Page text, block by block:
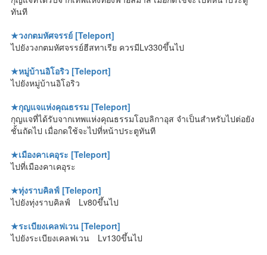
ทันที
★วงกตมหัศจรรย์ [Teleport]
ไปยังวงกตมหัศจรรย์ฮีสทาเรีย ควรมีLv330ขึ้นไป
★หมู่บ้านอิโอริว [Teleport]
ไปยังหมู่บ้านอิโอริว
★กุญแจแห่งคุณธรรม [Teleport]
กุญแจที่ได้รับจากเทพแห่งคุณธรรมโอบลิกาอุส จำเป็นสำหรับไปต่อยัง
ชั้นถัดไป เมื่อกดใช้จะไปที่หน้าประตูทันที
★เมืองคาเคอุระ [Teleport]
ไปที่เมืองคาเคอุระ
★ทุ่งราบคิลฟ์ [Teleport]
ไปยังทุ่งราบคิลฟ์ Lv80ขึ้นไป
★ระเบียงเคลฟเวน [Teleport]
ไปยังระเบียงเคลฟเวน Lv130ขึ้นไป